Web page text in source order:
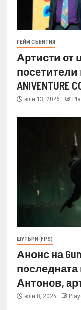
ГЕЙМ СЪБИТИЯ
Артисти от
посетители
ANIVENTURE
юли 13, 2026
ШУТЪРИ (FPS)
Анонс на
последната
Антонов,
юли 8, 2026